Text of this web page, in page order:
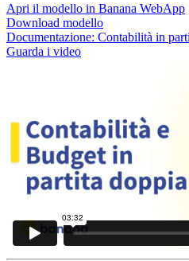
Apri il modello in Banana WebApp
Download modello
Documentazione: Contabilità in
Guarda i video